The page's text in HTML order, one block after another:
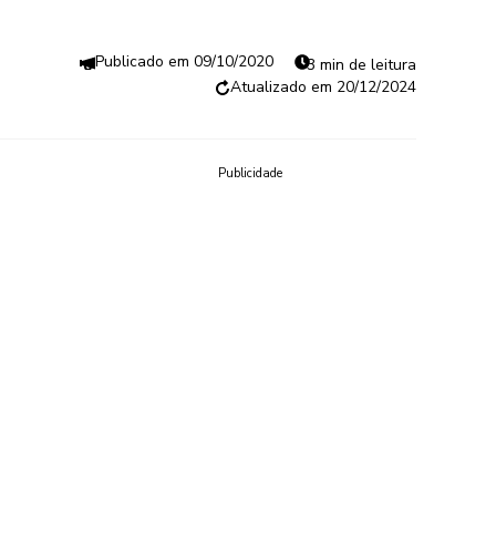
09/10/2020
3 min de leitura
20/12/2024
Publicidade